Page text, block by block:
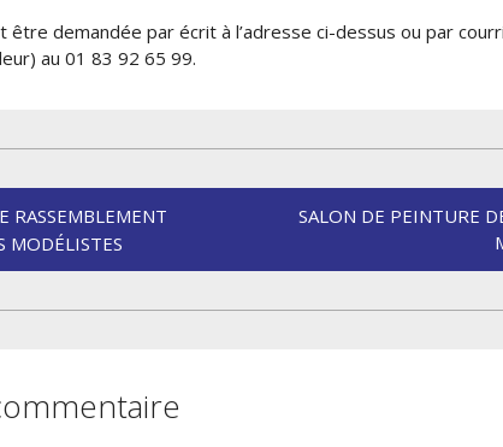
demandée par écrit à l’adresse ci-dessus ou par
au 01 83 92 65 99.
MODÉLISTES
SALON DE PEINTURE